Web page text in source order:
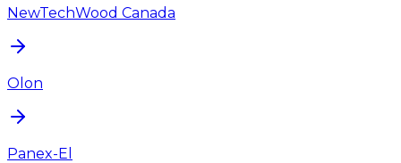
NewTechWood Canada
Olon
Panex-El